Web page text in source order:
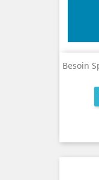
Besoin